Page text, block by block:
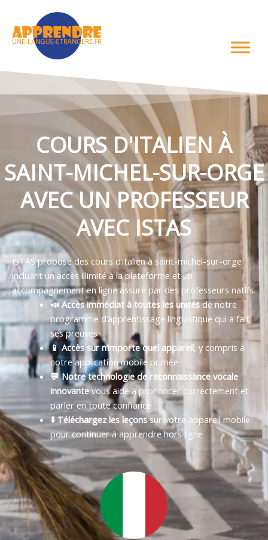
contenu
COURS D'ITALIEN À
SAINT-MICHEL-SUR-ORGE
AVEC UN PROFESSEUR
AVEC ISTAS
ISTAS propose des cours d’italien à saint-michel-sur-orge
incluant un accès illimité à la plateforme et un
accompagnement en ligne assuré par des professeurs natifs.
📣 Accès immédiat à toutes les unitésde notre
programme d’apprentissage linguistique qui a fait
ses preuves
📱 Accès sur n’importe quel appareil, y compris à
notre application mobile primée
💬 Notre technologie de reconnaissance vocale
innovantevous aide à prononcer correctement et
parler en toute confiance
⬇️ Téléchargez les leçonssur votre appareil mobile
pour continuer à apprendre hors ligne